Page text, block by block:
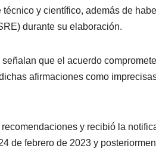
y científico, además de
durante su elaboración.
que el acuerdo
afirmaciones como
y recibió la
de febrero de 2023 y